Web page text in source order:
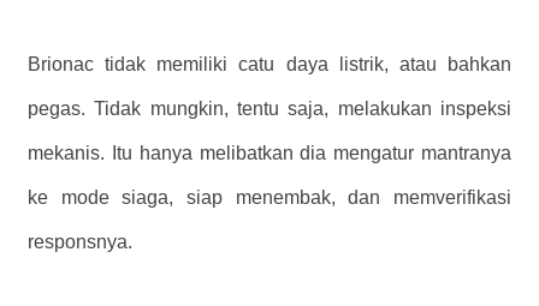
Brionac tidak memiliki catu daya listrik, atau bahkan
pegas. Tidak mungkin, tentu saja, melakukan inspeksi
mekanis. Itu hanya melibatkan dia mengatur mantranya
ke mode siaga, siap menembak, dan memverifikasi
responsnya.